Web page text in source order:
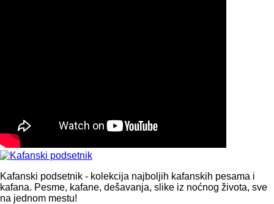
Kafanski podsetnik - kolekcija najboljih kafanskih pesama i
kafana. Pesme, kafane, dešavanja, slike iz noćnog života, sve
na jednom mestu!